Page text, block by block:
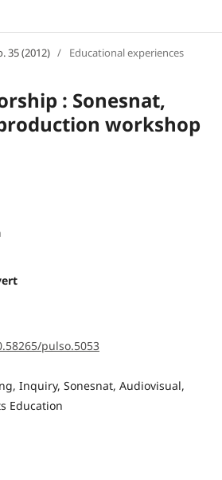
35 (2012) / Educational experiences
: Sonesnat,
workshop
pulso.5053
Inquiry, Sonesnat, Audiovisual,
Education